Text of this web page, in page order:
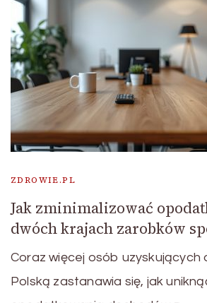
ZDROWIE.PL
Jak zminimalizować
dwóch krajach zarobków
Coraz więcej osób uzyskujących
Polską zastanawia się, jak